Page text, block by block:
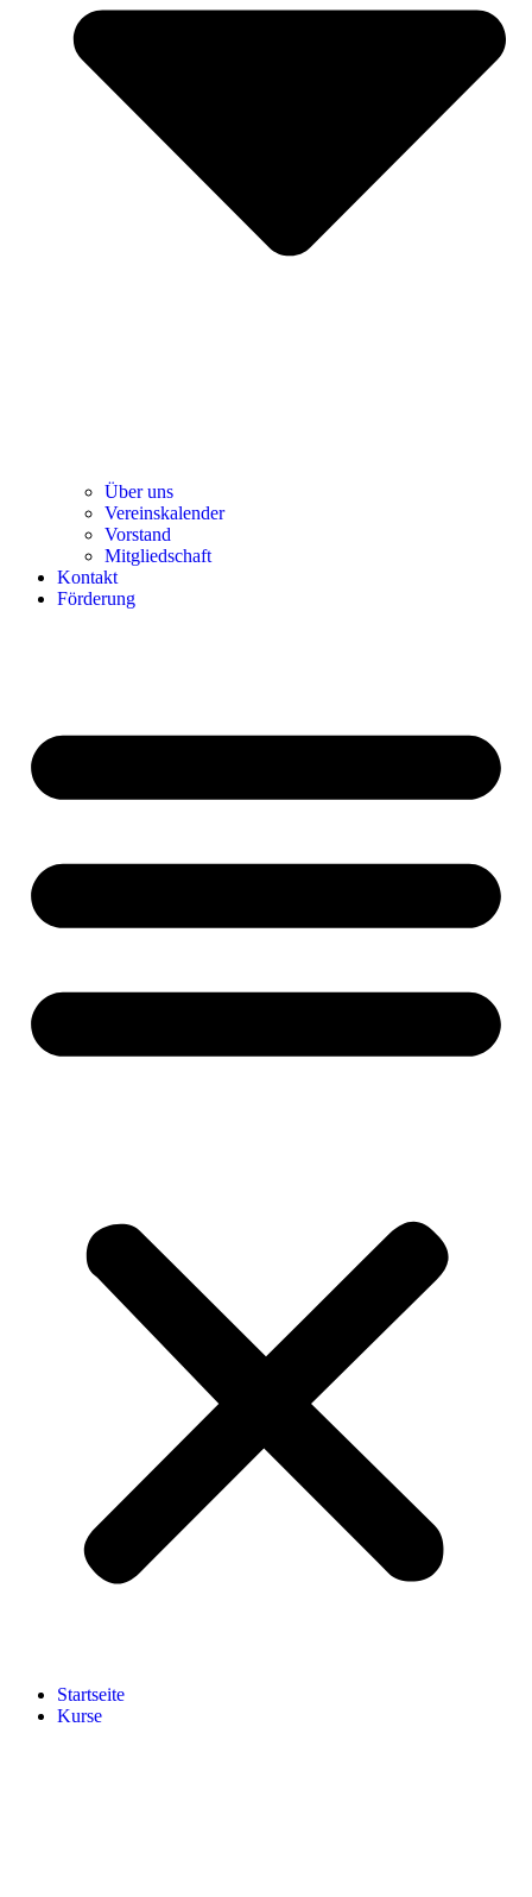
Über uns
Ver­einska­len­der
Vor­stand
Mit­glied­schaft
Kon­takt
För­de­rung
Start­sei­te
Kur­se